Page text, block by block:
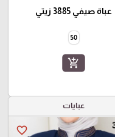
عباة صيفي 3885 زيتي
50
add_shopping_cart
عبايات
favorite_border